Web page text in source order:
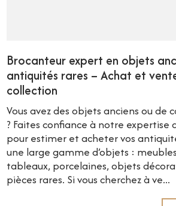
Brocanteur expert en objets
antiquités rares – Achat et
collection
Vous avez des objets anciens ou de
? Faites confiance à notre expertise
pour estimer et acheter vos
une large gamme d’objets :
tableaux, porcelaines, objets
pièces rares. Si vous cherchez à ve...